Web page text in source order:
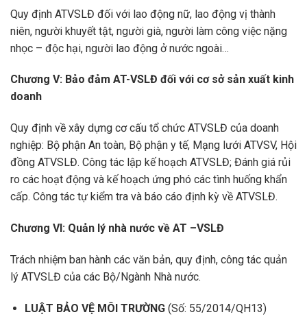
Quy định ATVSLĐ đối với lao động nữ, lao động vị thành
niên, người khuyết tật, người già, người làm công việc nặng
nhọc – độc hại, người lao động ở nước ngoài…
Chương V: Bảo đảm AT-VSLĐ đối với cơ sở sản xuất kinh
doanh
Quy định về xây dựng cơ cấu tổ chức ATVSLĐ của doanh
nghiệp: Bộ phận An toàn, Bộ phận y tế, Mạng lưới ATVSV, Hội
đồng ATVSLĐ. Công tác lập kế hoạch ATVSLĐ; Đánh giá rủi
ro các hoạt động và kế hoạch ứng phó các tình huống khẩn
cấp. Công tác tự kiểm tra và báo cáo định kỳ về ATVSLĐ.
Chương VI: Quản lý nhà nước về AT –VSLĐ
Trách nhiệm ban hành các văn bản, quy định, công tác quản
lý ATVSLĐ của các Bộ/Ngành Nhà nước.
LUẬT BẢO VỆ MÔI TRƯỜNG (Số: 55/2014/QH13)